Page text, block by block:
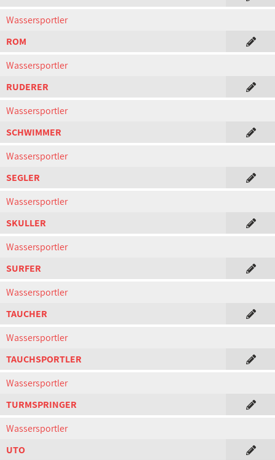
Wassersportler
ROM
Wassersportler
RUDERER
Wassersportler
SCHWIMMER
Wassersportler
SEGLER
Wassersportler
SKULLER
Wassersportler
SURFER
Wassersportler
TAUCHER
Wassersportler
TAUCHSPORTLER
Wassersportler
TURMSPRINGER
Wassersportler
UTO